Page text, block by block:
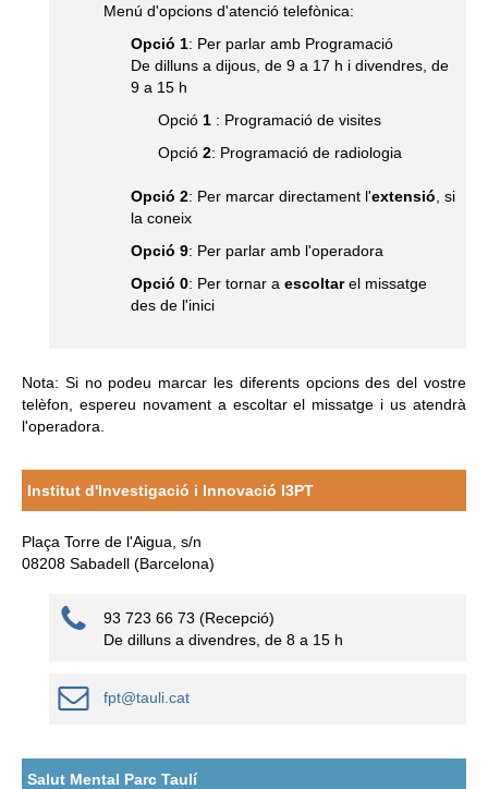
Menú d'opcions d'atenció telefònica:
Opció 1: Per parlar amb Programació
De dilluns a dijous, de 9 a 17 h i divendres, de
9 a 15 h
Opció 1 : Programació de visites
Opció 2: Programació de radiologia
Opció 2: Per marcar directament l'extensió , si
la coneix
Opció 9: Per parlar amb l'operadora
Opció 0: Per tornar a escoltarel missatge
des de l'inici
Nota: Si no podeu marcar les diferents opcions des del vostre
telèfon, espereu novament a escoltar el missatge i us atendrà
l'operadora.
Institut d'Investigació i Innovació I3PT
Plaça Torre de l'Aigua, s/n
08208 Sabadell (Barcelona)
93 723 66 73 (Recepció)
De dilluns a divendres, de 8 a 15 h
fpt@tauli.cat
Salut Mental Parc Taulí